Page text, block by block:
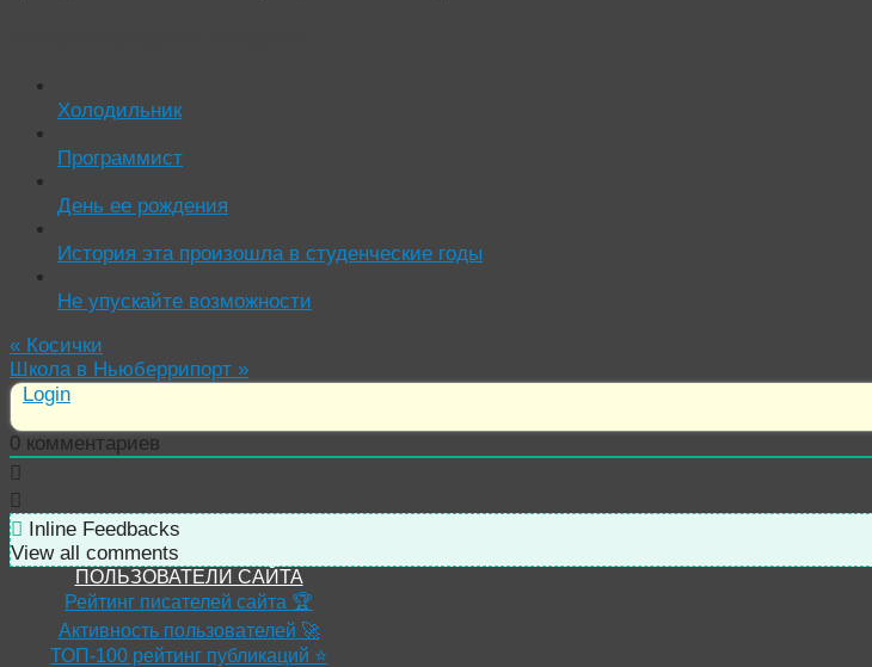
Холодильник
Программист
День ее рождения
История эта произошла в студенческие годы
Не упускайте возможности
« Косички
Школа в Ньюберрипорт »
Login
0 комментариев
Inline Feedbacks
View all comments
ПОЛЬЗОВАТЕЛИ САЙТА
Рейтинг писателей сайта 🏆
Активность пользователей 🚀
ТОП-100 рейтинг публикаций ⭐